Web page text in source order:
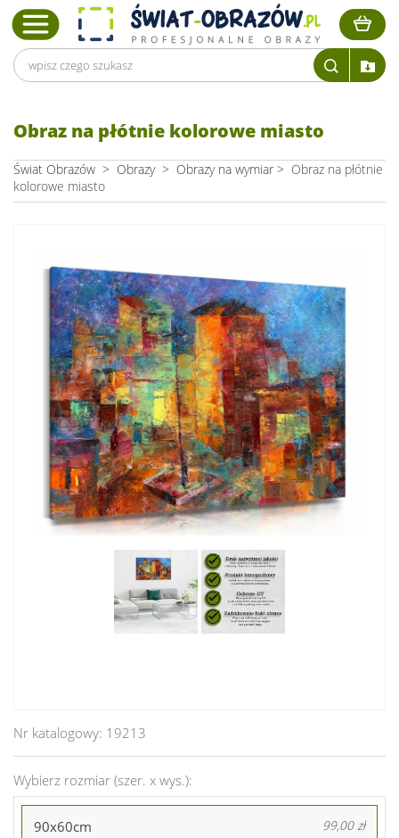
Obraz na płótnie kolorowe miasto
Świat Obrazów > Obrazy > Obrazy na wymiar > Obraz na płótnie
kolorowe miasto
Nr katalogowy: 19213
Wybierz rozmiar (szer. x wys.):
90x60cm 99,00 zł